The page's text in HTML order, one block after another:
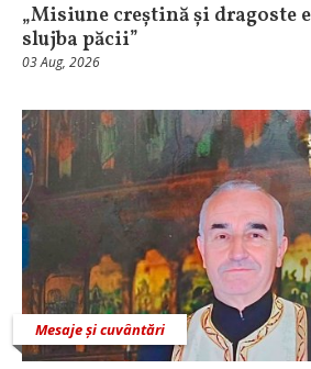
„Misiune creștină și dragoste
slujba păcii”
03 Aug, 2026
Mesaje și cuvântări